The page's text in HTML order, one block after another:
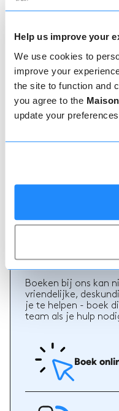
Help us improve your
We use cookies to
improve your
the site to function and
you agree to the
update your
op de pistes
Meer dan 90% van
juiste leraar te
onze leraren
Boeken
Boeken bij ons kan
vriendelijke,
je te helpen - boek
team als je hulp
Boek